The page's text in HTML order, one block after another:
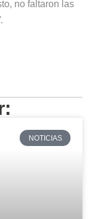
no faltaron las
NOTICIAS